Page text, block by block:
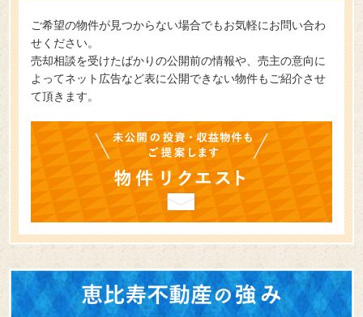
ご希望の物件が見つからない場合でもお気軽にお問い合わ
せください。
売却相談を受けたばかりの公開前の情報や、売主の意向に
よってネット広告など表に公開できない物件もご紹介させ
て頂きます。